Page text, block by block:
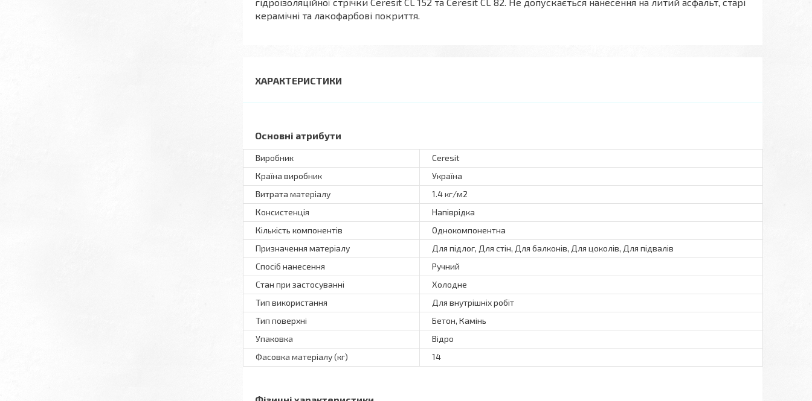
керамічні та лакофарбові покриття.
ХАРАКТЕРИСТИКИ
Основні атрибути
Виробник
Ceresit
Країна виробник
Україна
Витрата матеріалу
1.4 кг/м2
Консистенція
Напіврідка
Кількість компонентів
Однокомпонентна
Призначення матеріалу
Для підлог, Для стін, Для балконів, Для цоколів, Для підвалів
Спосіб нанесення
Ручний
Стан при застосуванні
Холодне
Тип використання
Для внутрішніх робіт
Тип поверхні
Бетон, Камінь
Упаковка
Відро
Фасовка матеріалу (кг)
14